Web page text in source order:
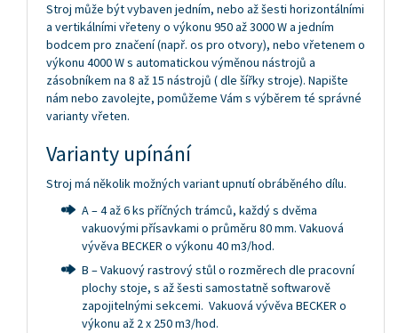
Stroj může být vybaven jedním, nebo až šesti horizontálními
a vertikálními vřeteny o výkonu 950 až 3000 W a jedním
bodcem pro značení (např. os pro otvory), nebo vřetenem o
výkonu 4000 W s automatickou výměnou nástrojů a
zásobníkem na 8 až 15 nástrojů ( dle šířky stroje). Napište
nám nebo zavolejte, pomůžeme Vám s výběrem té správné
varianty vřeten.
Varianty upínání
Stroj má několik možných variant upnutí obráběného dílu.
A – 4 až 6 ks příčných trámců, každý s dvěma
vakuovými přísavkami o průměru 80 mm. Vakuová
vývěva BECKER o výkonu 40 m3/hod.
B – Vakuový rastrový stůl o rozměrech dle pracovní
plochy stoje, s až šesti samostatně softwarově
zapojitelnými sekcemi. Vakuová vývěva BECKER o
výkonu až 2 x 250 m3/hod.